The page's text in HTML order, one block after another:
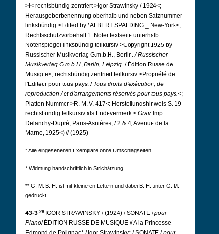
>I< rechtsbündig zentriert >Igor Strawinsky / 1924<;
Herausgeberbenennung oberhalb und neben Satznummer
linksbündig >Edited by / ALBERT SPALDING _ New-York<;
Rechtsschutzvorbehalt 1. Notentextseite unterhalb
Notenspiegel linksbündig teilkursiv >Copyright 1925 by
Russischer Musikverlag G.m.b.H., Berlin./ Russischer
Musikverlag G.m.b.H.,Berlin, Leipzig. / Édition Russe de
Musique<; rechtsbündig zentriert teilkursiv >Propriété de
l'Editeur pour tous pays. / Tous droits d'exécution, de
reproduction / et d'arrangements réservés pour tous pays.<;
Platten-Nummer >R. M. V. 417<; Herstellungshinweis S. 19
rechtsbündig teilkursiv als Endevermerk > Grav. Imp.
Delanchy-Dupré, Paris-Asnières, / 2 & 4, Avenue de la
Marne, 1925<) // (1925)
° Alle eingesehenen Exemplare ohne Umschlagseiten.
* Widmung handschriftlich in Strichätzung.
** G. M. B. H. ist mit kleineren Lettern und dabei B. H. unter G. M.
gedruckt.
43-3 28 IGOR STRAWINSKY / (1924) / SONATE /pour
Piano/ ÉDITION RUSSE DE MUSIQUE // A la Princesse
Edmond de Polignac* / Igor Strawinsky* / SONATE /pour